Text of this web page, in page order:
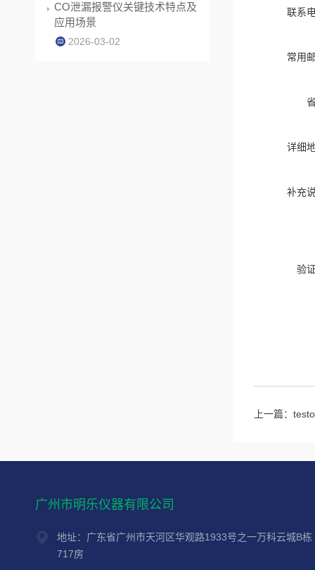
联系
常用
详细
补充
验
上一篇：
CO泄漏报警仪关键技术特点及
应用场景
2026-03-02
广州市明乐仪器有限公司
地址：广东省广州市天河区华观路1933号之一万科云城B栋
717房